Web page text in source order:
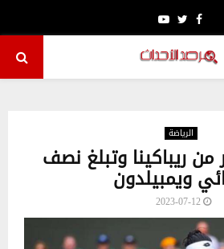
Facebook
Twitter
Youtube
الرياضة
من ريباكينا وتبلغ نصف
ويمبيلدون
2023-07-12